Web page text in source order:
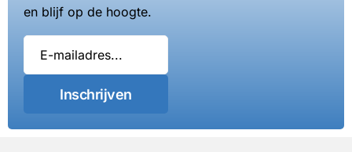
en blijf op de hoogte.
Inschrijven